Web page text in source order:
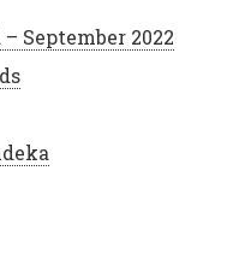
September 2022